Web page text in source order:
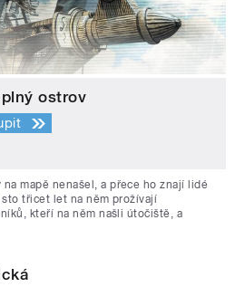
ostrov
mapě nenašel, a přece ho znají lidé
třicet let na něm prožívají
kteří na něm našli útočiště, a